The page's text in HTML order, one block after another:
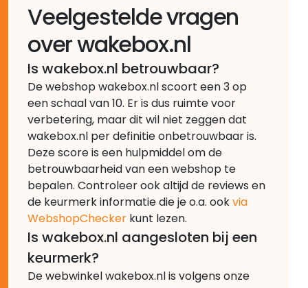
Veelgestelde vragen
over wakebox.nl
Is wakebox.nl betrouwbaar?
De webshop wakebox.nl scoort een 3 op
een schaal van 10. Er is dus ruimte voor
verbetering, maar dit wil niet zeggen dat
wakebox.nl per definitie onbetrouwbaar is.
Deze score is een hulpmiddel om de
betrouwbaarheid van een webshop te
bepalen. Controleer ook altijd de reviews en
de keurmerk informatie die je o.a. ookvia
WebshopChecker kunt lezen.
Is wakebox.nl aangesloten bij een
keurmerk?
De webwinkel wakebox.nl is volgens onze